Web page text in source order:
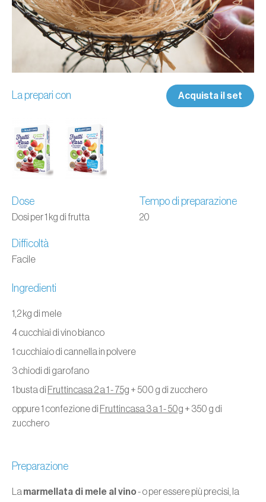
La prepari con Acquista il set
Dose
Dosi per 1 kg di frutta
Tempo di preparazione
20
Difficoltà
Facile
Ingredienti
1,2 kg di mele
4 cucchiai di vino bianco
1 cucchiaio di cannella in polvere
3 chiodi di garofano
1 busta di Fruttincasa 2 a 1 - 75g + 500 g di zucchero
oppure 1 confezione di Fruttincasa 3 a 1 - 50g + 350 g di
zucchero
Preparazione
La marmellata di mele al vino- o per essere più precisi, la